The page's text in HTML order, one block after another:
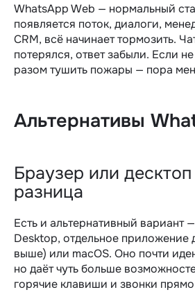
WhatsApp Web — нормальный
появляется поток, диалоги,
CRM, всё начинает тормозить.
потерялся, ответ забыли. Если
разом тушить пожары — пора
Альтернативы
Браузер или
разница
Есть и альтернативный вариант
Desktop, отдельное приложение
выше) или macOS. Оно почти
но даёт чуть больше
горячие клавиши и звонки